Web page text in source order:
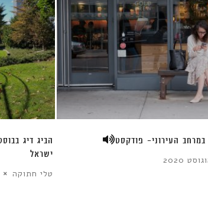
הביג דיג
ישראל
טלי חתוקה
במרחב העירוני- פודקסט